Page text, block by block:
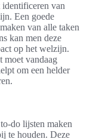
van
Een goede
van alle taken
kan men deze
op het welzijn.
moet vandaag
om een helder
do lijsten maken
te houden. Deze